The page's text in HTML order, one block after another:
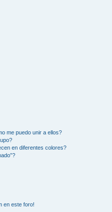
me puedo unir a ellos?
en diferentes colores?
en este foro!